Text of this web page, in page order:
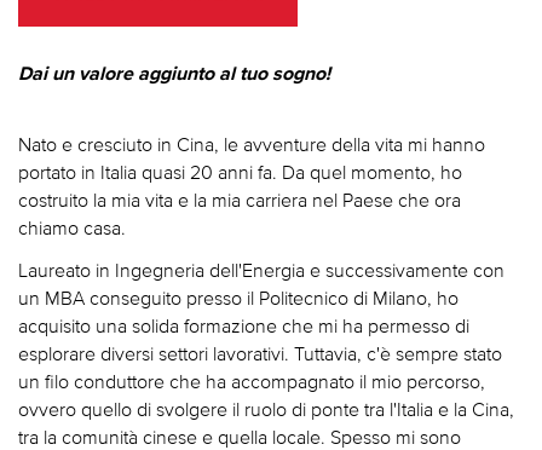
Dai un valore aggiunto al tuo sogno!
Nato e cresciuto in Cina, le avventure della vita mi hanno
portato in Italia quasi 20 anni fa. Da quel momento, ho
costruito la mia vita e la mia carriera nel Paese che ora
chiamo casa.
Laureato in Ingegneria dell'Energia e successivamente con
un MBA conseguito presso il Politecnico di Milano, ho
acquisito una solida formazione che mi ha permesso di
esplorare diversi settori lavorativi. Tuttavia, c'è sempre stato
un filo conduttore che ha accompagnato il mio percorso,
ovvero quello di svolgere il ruolo di ponte tra l'Italia e la Cina,
tra la comunità cinese e quella locale. Spesso mi sono